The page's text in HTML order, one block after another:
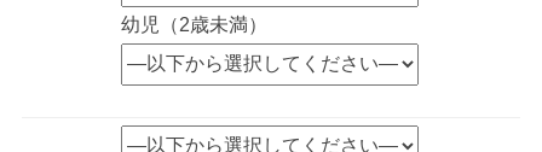
幼児（2歳未満）